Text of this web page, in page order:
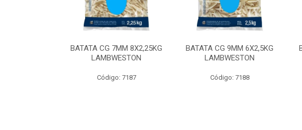
BATATA CG 7MM 8X2,25KG
LAMBWESTON
Código: 7187
BATATA CG 9MM 6X2,5KG
LAMBWESTON
Código: 7188